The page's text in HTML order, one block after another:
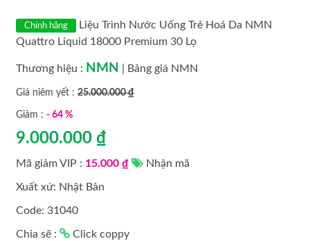
Chính hãng
Liệu Trình Nước Uống Trẻ Hoá Da NMN
Quattro Liquid 18000 Premium 30 Lọ
Thương hiệu : NMN Bảng giá NMN
Giá niêm yết :25.000.000 ₫
Giảm : - 64 %
9.000.000 ₫
Mã giảm VIP : 15.000 ₫ Nhận mã
Xuất xứ: Nhật Bản
Code: 31040
Chia sẽ : Click coppy
MỸ PHẨM LAMER
MỸ PHẨM LANCI HÀN QUỐC
MỸ PHẨM LAVISH HÀN QUỐC
MỸ PHẨM OHUI HÀN QUỐC
MỸ PHẨM KYUNG LAB
MỸ PHẨM SAKURA